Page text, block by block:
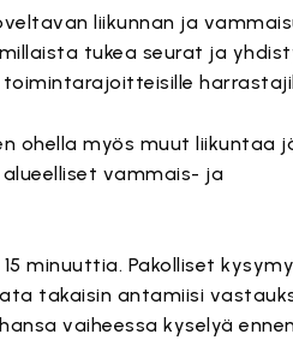
liikunnan ja
tukea seurat ja
ohella myös muut liikuntaa
vammais- ja
minuuttia. Pakolliset
takaisin antamiisi
vaiheessa kyselyä